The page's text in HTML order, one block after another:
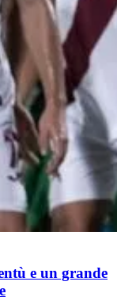
e un grande